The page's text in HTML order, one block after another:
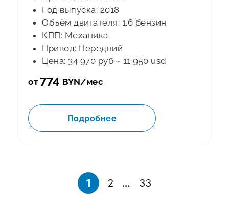
Год выпуска: 2018
Объём двигателя: 1.6 бензин
КПП: Механика
Привод: Передний
Цена: 34 970 руб ~ 11 950 usd
от774 BYN/мес
Подробнее
1 2 … 33